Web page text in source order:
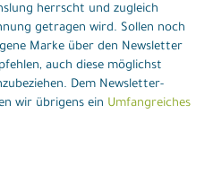
herrscht und zugleich
getragen wird. Sollen noch
Marke über den Newsletter
auch diese möglichst
Dem Newsletter-
wir übrigens ein Umfangreiches